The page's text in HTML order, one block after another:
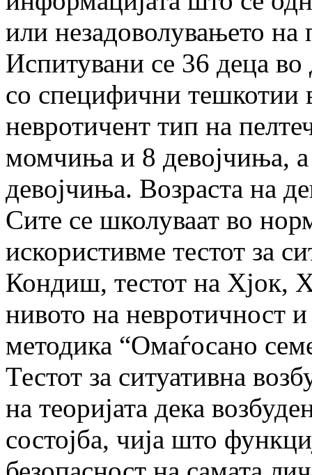
или незадоволувањето на
Испитувани се 36 деца во
со специфични тешкотии
невротичент тип на
момчиња и 8 девојчиња,
девојчиња. Возраста на
Сите се школуваат во
искористивме тестот за
Кондиш, тестот на Хјок,
нивото на невротичност
методика “Омаѓосано
Тестот за ситуативна
на теоријата дека
состојба, чија што